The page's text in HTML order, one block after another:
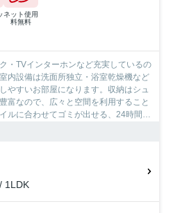
ネット使用
料無料
・TVインターホンなど充実しているの
内設備は洗面所独立・浴室乾燥機など
やすいお部屋になります。収納はシュ
富なので、広々と空間を利用すること
ルに合わせてゴミが出せる、24時間ゴ
トカードで初期費用がお支払いいただ
素敵なお部屋をご提供いたします。阪
屋探しをするのであれば、当社スタッ
1LDK